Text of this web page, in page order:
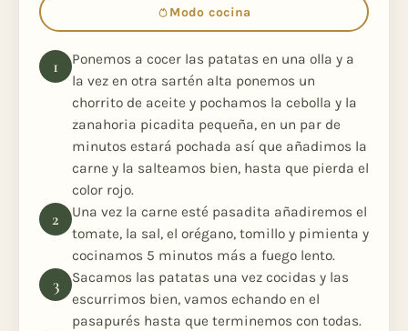
Modo cocina
Ponemos a cocer las patatas en una olla y a
la vez en otra sartén alta ponemos un
chorrito de aceite y pochamos la cebolla y la
zanahoria picadita pequeña, en un par de
minutos estará pochada así que añadimos la
carne y la salteamos bien, hasta que pierda el
color rojo.
Una vez la carne esté pasadita añadiremos el
tomate, la sal, el orégano, tomillo y pimienta y
cocinamos 5 minutos más a fuego lento.
Sacamos las patatas una vez cocidas y las
escurrimos bien, vamos echando en el
pasapurés hasta que terminemos con todas.